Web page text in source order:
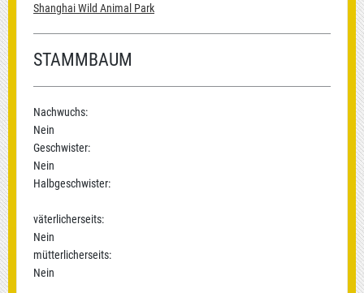
Shanghai Wild Animal Park
STAMMBAUM
Nachwuchs:
Nein
Geschwister:
Nein
Halbgeschwister:
väterlicherseits:
Nein
mütterlicherseits:
Nein